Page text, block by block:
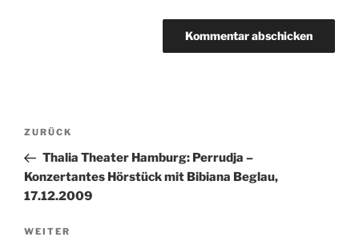
Beitragsnavigation
Vorheriger
Beitrag
ZURÜCK
Thalia Theater Hamburg: Perrudja –
Konzertantes Hörstück mit Bibiana Beglau,
17.12.2009
Nächster
WEITER